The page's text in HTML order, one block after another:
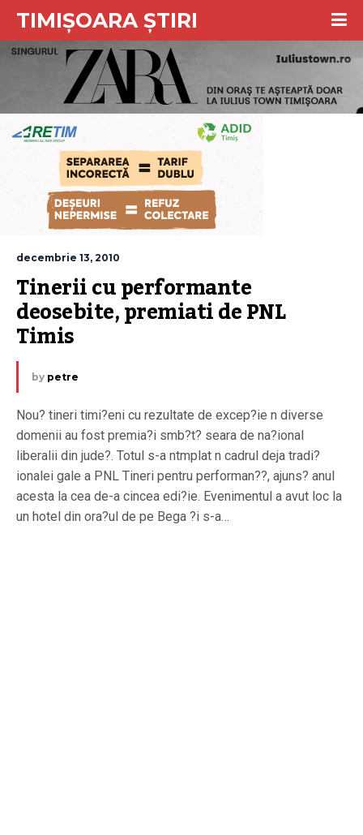
TIMIȘOARA ȘTIRI
decembrie 13, 2010
Tinerii cu performante
deosebite, premiati de PNL
Timis
by petre
Nou? tineri timi?eni cu rezultate de excep?ie n diverse
domenii au fost premia?i smb?t? seara de na?ional
liberalii din jude?. Totul s-a ntmplat n cadrul deja tradi?
ionalei gale a PNL Tineri pentru performan??, ajuns? anul
acesta la cea de-a cincea edi?ie. Evenimentul a avut loc la
un hotel din ora?ul de pe Bega ?i s-a…